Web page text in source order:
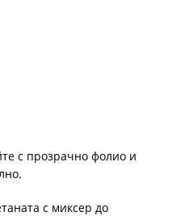
с прозрачно фолио и
с миксер до